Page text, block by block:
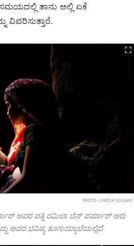
ತಾನು ಅಲ್ಲಿ ಏಕೆ
ವಿವರಿಸುತ್ತಾರೆ.
PHOTO • UMESH SOLANKI
ಅವರ ಪತ್ನಿ ರಮಿಲಾ ಬೆನ್ ಪರ್ಮಾರ್ ಆರು
ಅವರ ಭವಿಷ್ಯ ತೂಗುಯ್ಯಾಲೆಯಲ್ಲಿದೆ